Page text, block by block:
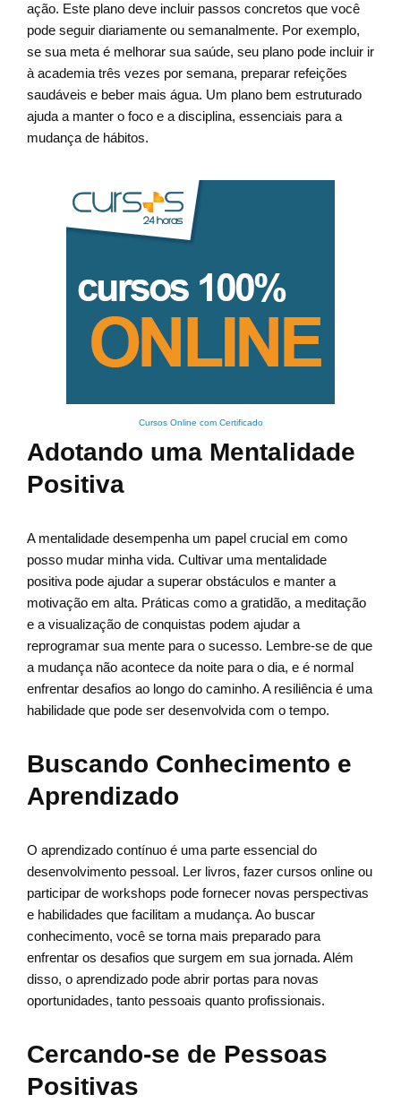
ação. Este plano deve incluir passos concretos que você
pode seguir diariamente ou semanalmente. Por exemplo,
se sua meta é melhorar sua saúde, seu plano pode incluir ir
à academia três vezes por semana, preparar refeições
saudáveis e beber mais água. Um plano bem estruturado
ajuda a manter o foco e a disciplina, essenciais para a
mudança de hábitos.
Cursos Online com Certificado
Adotando uma Mentalidade
Positiva
A mentalidade desempenha um papel crucial em como
posso mudar minha vida. Cultivar uma mentalidade
positiva pode ajudar a superar obstáculos e manter a
motivação em alta. Práticas como a gratidão, a meditação
e a visualização de conquistas podem ajudar a
reprogramar sua mente para o sucesso. Lembre-se de que
a mudança não acontece da noite para o dia, e é normal
enfrentar desafios ao longo do caminho. A resiliência é uma
habilidade que pode ser desenvolvida com o tempo.
Buscando Conhecimento e
Aprendizado
O aprendizado contínuo é uma parte essencial do
desenvolvimento pessoal. Ler livros, fazer cursos online ou
participar de workshops pode fornecer novas perspectivas
e habilidades que facilitam a mudança. Ao buscar
conhecimento, você se torna mais preparado para
enfrentar os desafios que surgem em sua jornada. Além
disso, o aprendizado pode abrir portas para novas
oportunidades, tanto pessoais quanto profissionais.
Cercando-se de Pessoas
Positivas